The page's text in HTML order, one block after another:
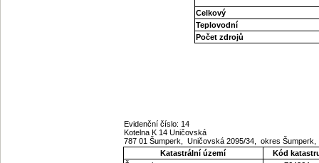
Celkový
Teplovodní
Počet zdrojů
Evidenční číslo: 14
Kotelna K 14 Uničovská
787 01 Šumperk, Uničovská 2095/34, okres
Katastrální území
Kód